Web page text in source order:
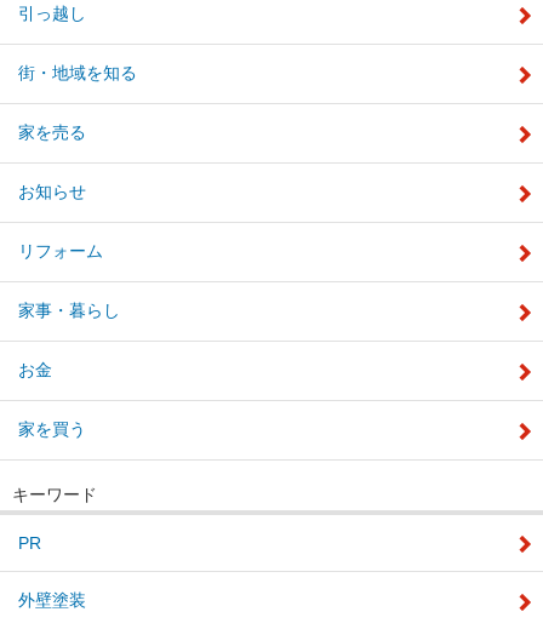
引っ越し
街・地域を知る
家を売る
お知らせ
リフォーム
家事・暮らし
お金
家を買う
キーワード
PR
外壁塗装